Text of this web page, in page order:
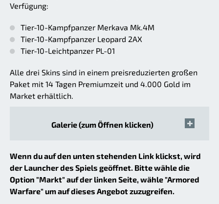
Verfügung:
Tier-10-Kampfpanzer Merkava Mk.4M
Tier-10-Kampfpanzer Leopard 2AX
Tier-10-Leichtpanzer PL-01
Alle drei Skins sind in einem preisreduzierten großen
Paket mit 14 Tagen Premiumzeit und 4.000 Gold im
Market erhältlich.
Galerie (zum Öffnen klicken)
Wenn du auf den unten stehenden Link klickst, wird
der Launcher des Spiels geöffnet. Bitte wähle die
Option "Markt" auf der linken Seite, wähle "Armored
Warfare" um auf dieses Angebot zuzugreifen.